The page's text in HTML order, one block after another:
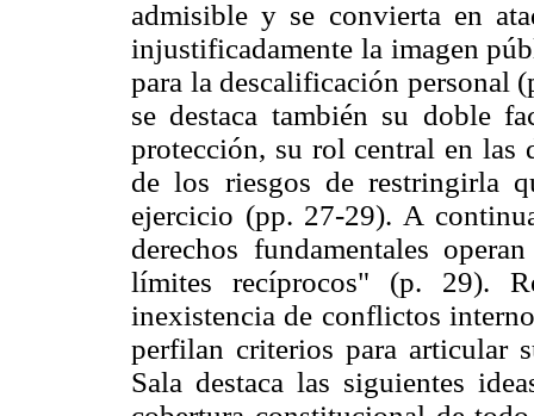
admisible y se convierta en
injustificadamente la imagen
para la descalificación personal
se destaca también su doble
protección, su rol central en las
de los riesgos de restringirla
ejercicio (pp. 27-29). A
derechos fundamentales
límites recíprocos" (p. 29).
inexistencia de conflictos
perfilan criterios para articular
Sala destaca las siguientes